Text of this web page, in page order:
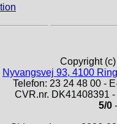
Copyright
Nyvangsvej 93, 4100
Telefon: 23 24 48 00 -
CVR.nr. DK41408391
5/0